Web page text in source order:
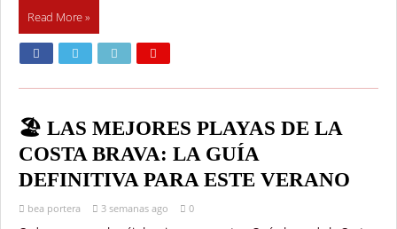
Read More »
🏖️ LAS MEJORES PLAYAS DE LA
COSTA BRAVA: LA GUÍA
DEFINITIVA PARA ESTE VERANO
bea portera 3 semanas ago 0